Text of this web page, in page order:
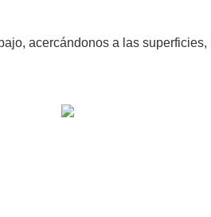
acercándonos a las